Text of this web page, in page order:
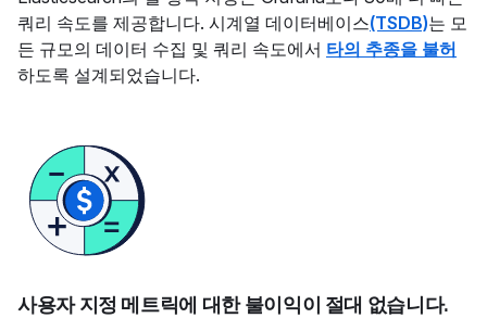
쿼리 속도를 제공합니다. 시계열 데이터베이스(TSDB)는 모
든 규모의 데이터 수집 및 쿼리 속도에서 타의 추종을 불허
하도록 설계되었습니다.
사용자 지정 메트릭에 대한 불이익이 절대 없습니다.